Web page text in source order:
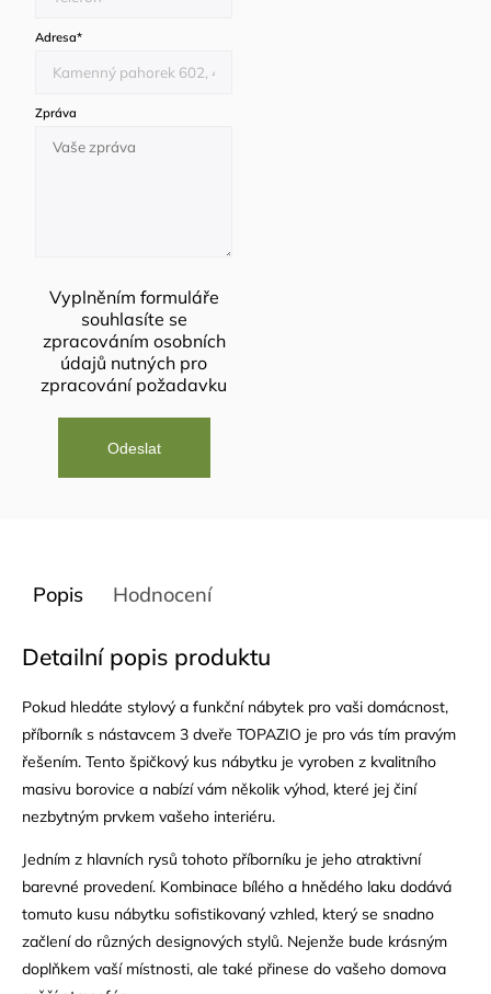
Adresa*
Zpráva
Vyplněním formuláře
souhlasíte se
zpracováním osobních
údajů nutných pro
zpracování požadavku
Popis Hodnocení
Detailní popis produktu
Pokud hledáte stylový a funkční nábytek pro vaši domácnost,
příborník s nástavcem 3 dveře TOPAZIO je pro vás tím pravým
řešením. Tento špičkový kus nábytku je vyroben z kvalitního
masivu borovice a nabízí vám několik výhod, které jej činí
nezbytným prvkem vašeho interiéru.
Jedním z hlavních rysů tohoto příborníku je jeho atraktivní
barevné provedení. Kombinace bílého a hnědého laku dodává
tomuto kusu nábytku sofistikovaný vzhled, který se snadno
začlení do různých designových stylů. Nejenže bude krásným
doplňkem vaší místnosti, ale také přinese do vašeho domova